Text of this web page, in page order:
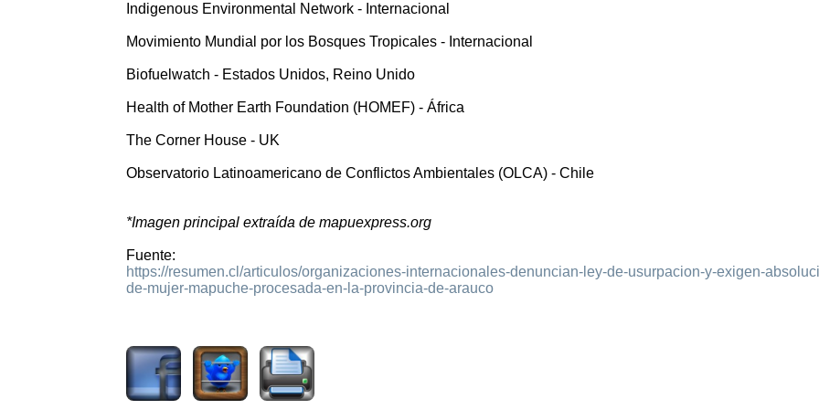
Indigenous Environmental Network - Internacional
Movimiento Mundial por los Bosques Tropicales - Internacional
Biofuelwatch - Estados Unidos, Reino Unido
Health of Mother Earth Foundation (HOMEF) - África
The Corner House - UK
Observatorio Latinoamericano de Conflictos Ambientales (OLCA) - Chile
*Imagen principal extraída de mapuexpress.org
Fuente:
https://resumen.cl/articulos/organizaciones-internacionales-denuncian-ley-de-usurpacion-y-exigen-
de-mujer-mapuche-procesada-en-la-provincia-de-arauco